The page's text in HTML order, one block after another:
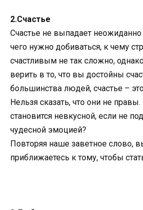
2.Счастье
Счастье не выпадает неожиданно
чего нужно добиваться, к чему
счастливым не так сложно,
верить в то, что вы достойны
большинства людей, счастье –
Нельзя сказать, что они не
становится невкусной, если не
чудесной эмоцией?
Повторяя наше заветное слово,
приближаетесь к тому, чтобы